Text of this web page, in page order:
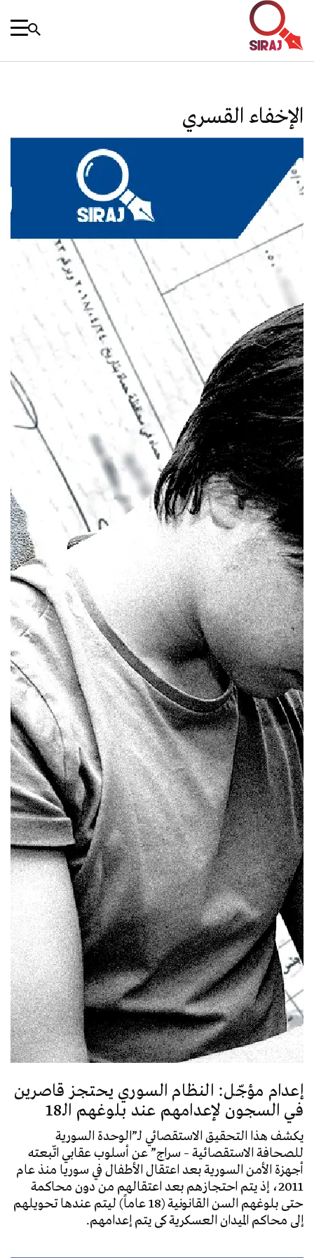
الإخفاء القسري
إعدام مؤجّل: النظام السوري يحتجز قاصرين
في السجون لإعدامهم عند بلوغهم الـ18
يكشف هذا التحقيق الاستقصائي لـ”الوحدة السورية
للصحافة الاستقصائية – سراج” عن أسلوب عقابي اتّبعته
أجهزة الأمن السورية بعد اعتقال الأطفال في سوريا منذ عام
2011، إذ يتم احتجازهم بعد اعتقالهم من دون محاكمة
حتى بلوغهم السن القانونية (18 عاماً) ليتم عندها تحويلهم
إلى محاكم الميدان العسكرية كي يتم إعدامهم.